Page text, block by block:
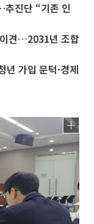
진단 “기존 인
견…2031년 조합
가입 문턱·경제